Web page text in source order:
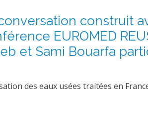
construit
EUROMED
et Sami Bouarfa
des eaux usées traitées en